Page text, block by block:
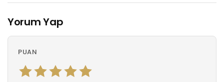
Yorum Yap
PUAN